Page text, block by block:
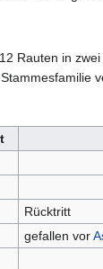
Rauten in
Rücktritt
gefallen vor